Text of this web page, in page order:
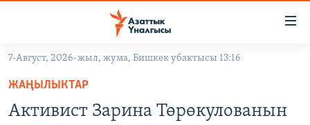
Навигацияга
өтүңүз
Издөөгө
салыңыз
7-Август, 2026-жыл, жума, Бишкек убактысы 13:16
ЖАҢЫЛЫКТАР
Активист Зарина Төрөкулованын